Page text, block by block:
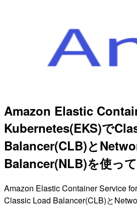
Amazon Elastic
Kubernetes(EKS)で
Balancer(CLB)と
Balancer(NLB)を使っ
Amazon Elastic Container Service
Classic Load Balancer(CLB)と